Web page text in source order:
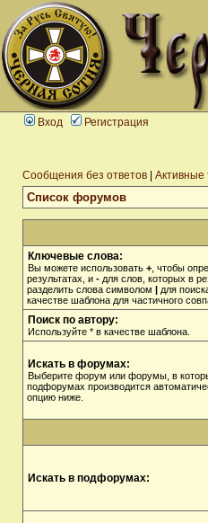
Вход Регистрация
Сообщения без ответов Активные
Список форумов
Ключевые слова:
Вы можете использовать + , чтобы
результатах, и - для слов, которых в
разделить слова символом | для
качестве шаблона для частичного
Поиск по автору:
Используйте * в качестве шаблона.
Искать в форумах:
Выберите форум или форумы, в
подфорумах производится
опцию ниже.
Искать в подфорумах: